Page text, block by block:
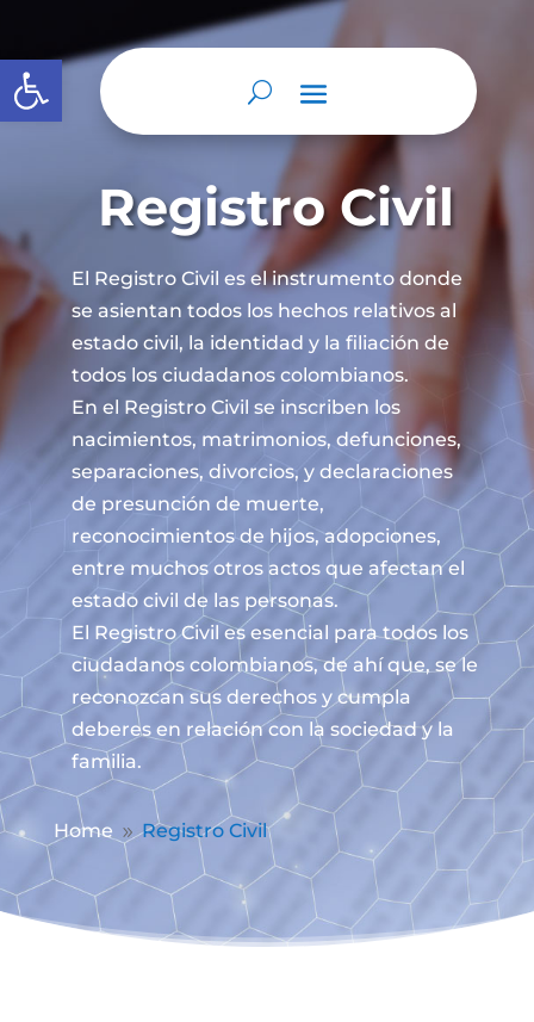
Abrir barra de herramientas
Registro Civil
El Registro Civil es el instrumento donde
se asientan todos los hechos relativos al
estado civil, la identidad y la filiación de
todos los ciudadanos colombianos.
En el Registro Civil se inscriben los
nacimientos, matrimonios, defunciones,
separaciones, divorcios, y declaraciones
de presunción de muerte,
reconocimientos de hijos, adopciones,
entre muchos otros actos que afectan el
estado civil de las personas.
El Registro Civil es esencial para todos los
ciudadanos colombianos, de ahí que, se le
reconozcan sus derechos y cumpla
deberes en relación con la sociedad y la
familia.
Home 9 Registro Civil